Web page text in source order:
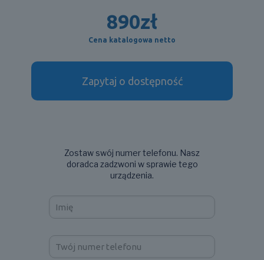
890zł
Cena katalogowa netto
Zapytaj o dostępność
Zostaw swój numer telefonu. Nasz
doradca zadzwoni w sprawie tego
urządzenia.